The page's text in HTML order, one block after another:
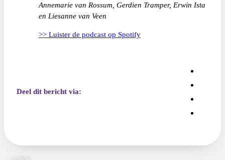
Annemarie van Rossum, Gerdien Tramper, Erwin Ista
en Liesanne van Veen
>> Luister de podcast op Spotify
Deel dit bericht via: